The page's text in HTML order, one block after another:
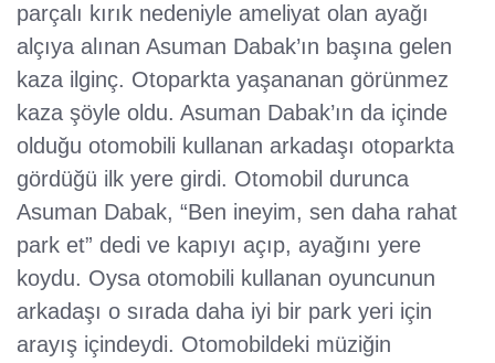
parçalı kırık nedeniyle ameliyat olan ayağı
alçıya alınan Asuman Dabak’ın başına gelen
kaza ilginç. Otoparkta yaşananan görünmez
kaza şöyle oldu. Asuman Dabak’ın da içinde
olduğu otomobili kullanan arkadaşı otoparkta
gördüğü ilk yere girdi. Otomobil durunca
Asuman Dabak, “Ben ineyim, sen daha rahat
park et” dedi ve kapıyı açıp, ayağını yere
koydu. Oysa otomobili kullanan oyuncunun
arkadaşı o sırada daha iyi bir park yeri için
arayış içindeydi. Otomobildeki müziğin